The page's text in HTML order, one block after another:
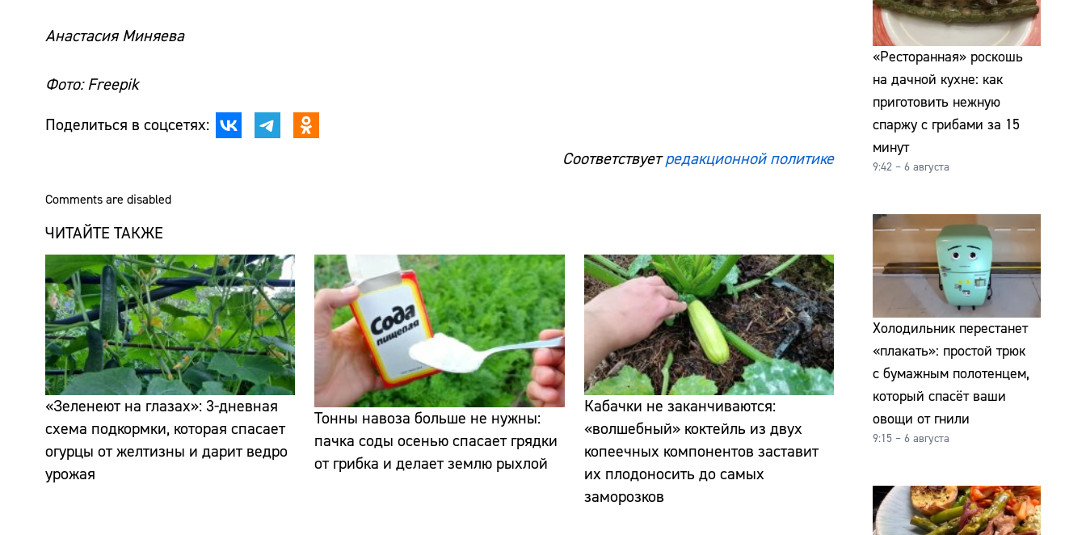
Анастасия Миняева
Фото: Freepik
Поделиться в соцсетях:
Соответствуетредакционной политике
Comments are disabled
ЧИТАЙТЕ ТАКЖЕ
«Зеленеют на глазах»: 3-дневная
схема подкормки, которая спасает
огурцы от желтизны и дарит ведро
урожая
Тонны навоза больше не нужны:
пачка соды осенью спасает грядки
от грибка и делает землю рыхлой
Кабачки не заканчиваются:
«волшебный» коктейль из двух
копеечных компонентов заставит
их плодоносить до самых
заморозков
«Ресторанная» роскошь
на дачной кухне: как
приготовить нежную
спаржу с грибами за 15
минут
9:42 – 6 августа
Холодильник перестанет
«плакать»: простой трюк
с бумажным полотенцем,
который спасёт ваши
овощи от гнили
9:15 – 6 августа